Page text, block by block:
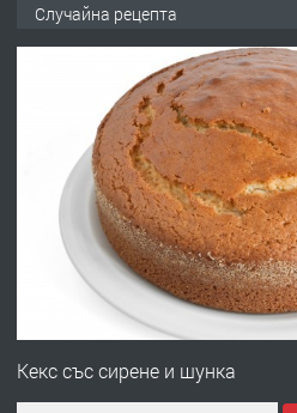
ПРЕДЛАГА
Пликове -
Кутии с
Случайна рецепта
Кекс със сирене и шунка